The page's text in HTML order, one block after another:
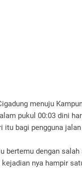
menuju
pukul 00:03 dini
itu bagi pengguna jalan
bertemu dengan salah
nya hampir